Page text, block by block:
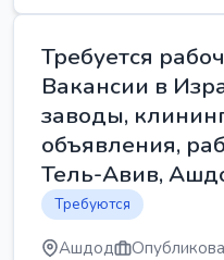
Требуется
Вакансии в
заводы,
объявления,
Тель-Авив,
Требуются
Ашдод